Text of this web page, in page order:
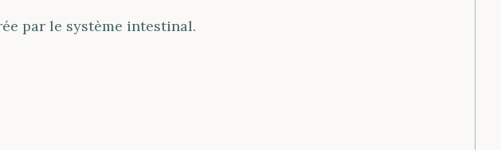
par le système intestinal.